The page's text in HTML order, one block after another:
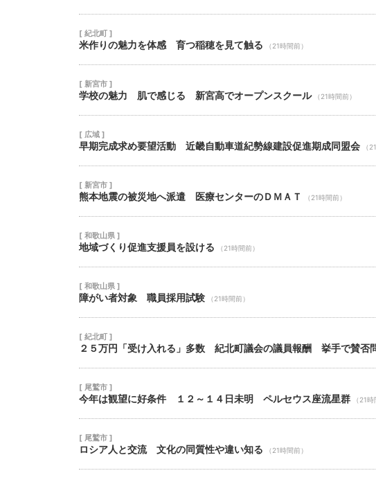
[ 紀北町 ]
米作りの魅力を体感 育つ稲穂を見て触る （21時間前）
[ 新宮市 ]
学校の魅力 肌で感じる 新宮高でオープンスクール （21時間前）
[ 広域 ]
早期完成求め要望活動 近畿自動車道紀勢線建設促進期成同盟会 （
[ 新宮市 ]
熊本地震の被災地へ派遣 医療センターのＤＭＡＴ （21時間前）
[ 和歌山県 ]
地域づくり促進支援員を設ける （21時間前）
[ 和歌山県 ]
障がい者対象 職員採用試験 （21時間前）
[ 紀北町 ]
２５万円「受け入れる」多数 紀北町議会の議員報酬 挙手で賛否
[ 尾鷲市 ]
今年は観望に好条件 １２～１４日未明 ペルセウス座流星群 （21時
[ 尾鷲市 ]
ロシア人と交流 文化の同質性や違い知る （21時間前）